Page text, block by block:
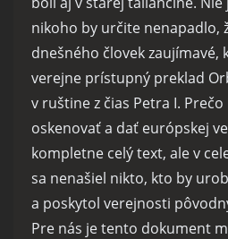
nikoho by určite nenapadlo,
dnešného človek zaujímavé,
verejne prístupný preklad
v ruštine z čias Petra I.
oskenovať a dať európskej
kompletne celý text, ale v
sa nenašiel nikto, kto by
a poskytol verejnosti
Pre nás je tento dokument